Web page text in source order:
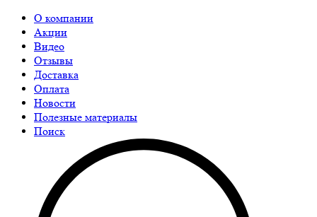
О компании
Акции
Видео
Отзывы
Доставка
Оплата
Новости
Полезные материалы
Поиск